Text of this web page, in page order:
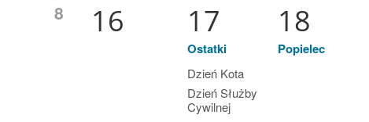
8 16 17
Ostatki
Dzień Kota
Dzień Służby
Cywilnej
18
Popielec